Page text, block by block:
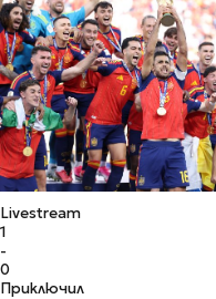
Livestream
1
-
0
Приключил